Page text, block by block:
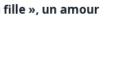
fille », un amour